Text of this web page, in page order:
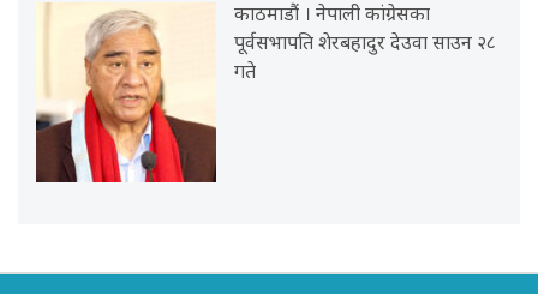
काठमाडौं । नेपाली कांग्रेसका
पूर्वसभापति शेरबहादुर देउवा साउन २८
गते